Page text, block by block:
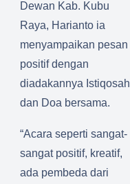
Dewan Kab. Kubu
Raya, Harianto ia
menyampaikan pesan
positif dengan
diadakannya Istiqosah
dan Doa bersama.
“Acara seperti sangat-
sangat positif, kreatif,
ada pembeda dari